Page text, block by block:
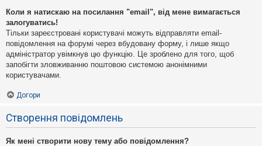
Коли я натискаю на посилання "email", від мене вимагається
залогуватись!
Тільки зареєстровані користувачі можуть відправляти email-
повідомлення на форумі через вбудовану форму, і лише якщо
адміністратор увімкнув цю функцію. Це зроблено для того, щоб
запобігти зловживанню поштовою системою анонімними
користувачами.
Догори
Створення повідомлень
Як мені створити нову тему або повідомлення?